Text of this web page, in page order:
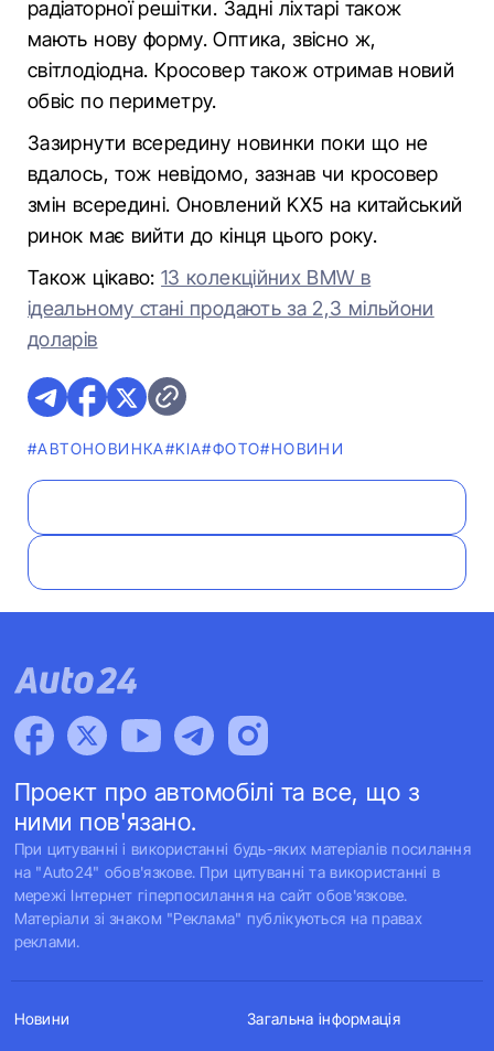
радіаторної решітки. Задні ліхтарі також
мають нову форму. Оптика, звісно ж,
світлодіодна. Кросовер також отримав новий
обвіс по периметру.
Зазирнути всередину новинки поки що не
вдалось, тож невідомо, зазнав чи кросовер
змін всередині. Оновлений KX5 на китайський
ринок має вийти до кінця цього року.
Також цікаво:13 колекційних BMW в
ідеальному стані продають за 2,3 мільйони
доларів
#АВТОНОВИНКА#KIA#ФОТО#НОВИНИ
Проект про автомобілі та все, що з
ними пов'язано.
При цитуванні і використанні будь-яких матеріалів посилання
на "Auto24" обов'язкове. При цитуванні та використанні в
мережі Інтернет гіперпосилання на сайт обов'язкове.
Матеріали зі знаком "Реклама" публікуються на правах
реклами.
Новини Загальна інформація